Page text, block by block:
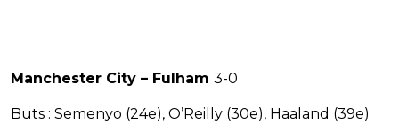
Manchester City – Fulham 3-0
Buts : Semenyo (24e), O’Reilly (30e), Haaland (39e)